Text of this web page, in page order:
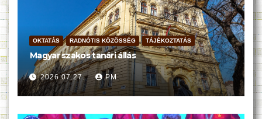
OKTATÁS RADNÓTIS KÖZÖSSÉG TÁJÉKOZTATÁS
Magyar szakos tanári állás
2026.07.27. PM